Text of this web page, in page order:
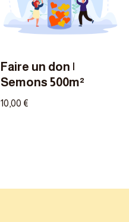
Faire un don |
Semons 500m²
10,00 €